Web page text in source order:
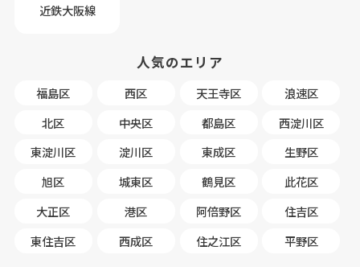
近鉄大阪線
人気のエリア
福島区 西区 天王寺区
浪速区
北区
中央区 都島区
西淀川区
東淀川区
淀川区 東成区
生野区
旭区
城東区 鶴見区
此花区
大正区
港区 阿倍野区
住吉区
東住吉区
西成区 住之江区 平野区